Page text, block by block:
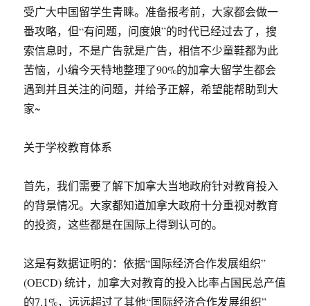
受广大中国留学生青睐。准备报考前，大家都会做一
番攻略，但“有问题，问度娘”的时代已经过去了，搜
索信息时，不是广告就是广告，相信不少童鞋都为此
苦恼，小编今天特地整理了90%的加拿大留学生都会
遇到并且关注的问题，并给予正解，希望能帮助到大
家~
关于学校教育体系
首先，我们需要了解下加拿大当地政府针对教育投入
的背景情况。大家都知道加拿大政府十分重视对教育
的投资，这些都是在国际上得到认可的。
这是有数据证明的：依据“国际经济合作发展组织”
(OECD) 统计，加拿大对教育的投入比率占国民总产值
的7.1%，远远超过了其他“国际经济合作发展组织”